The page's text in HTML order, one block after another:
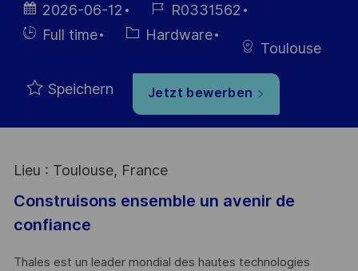
Datum der
Veröffentlichung
2026-06-12
Job-
ID
R0331562
Einstellunngstyp
Full time Kategorie
Hardware
Toulouse
Speichern Jetzt bewerben
Lieu : Toulouse, France
Construisons ensemble un avenir de
confiance
Thales est un leader mondial des hautes technologies